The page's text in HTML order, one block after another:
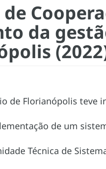
da
de Florianópolis teve
de um
Técnica de